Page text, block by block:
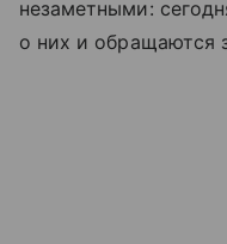
незаметными:
о них и обращаются